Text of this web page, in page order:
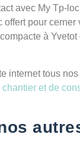
avec My Tp-
offert pour cerner
à
internet tous nos
et de